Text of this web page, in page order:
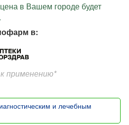
в Вашем городе будет
в:
применению*
и лечебным